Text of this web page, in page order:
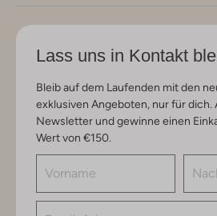
Lass uns in Kontakt
Bleib auf dem Laufenden mit den
exklusiven Angeboten, nur für dich.
Newsletter und gewinne einen
Wert von €150.